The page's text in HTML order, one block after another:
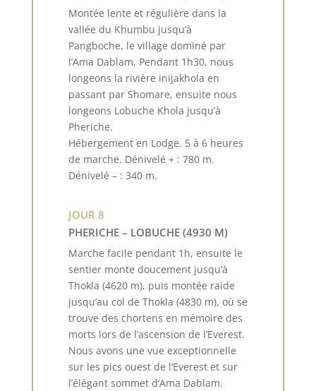
Montée lente et régulière dans la
vallée du Khumbu jusqu’à
Pangboche, le village dominé par
l’Ama Dablam. Pendant 1h30, nous
longeons la rivière inijakhola en
passant par Shomare, ensuite nous
longeons Lobuche Khola jusqu’à
Pheriche.
Hébergement en Lodge. 5 à 6 heures
de marche. Dénivelé + : 780 m.
Dénivelé – : 340 m.
JOUR 8
PHERICHE – LOBUCHE (4930 M)
Marche facile pendant 1h, ensuite le
sentier monte doucement jusqu’à
Thokla (4620 m), puis montée raide
jusqu’au col de Thokla (4830 m), où se
trouve des chortens en mémoire des
morts lors de l’ascension de l’Everest.
Nous avons une vue exceptionnelle
sur les pics ouest de l’Everest et sur
l’élégant sommet d’Ama Dablam.